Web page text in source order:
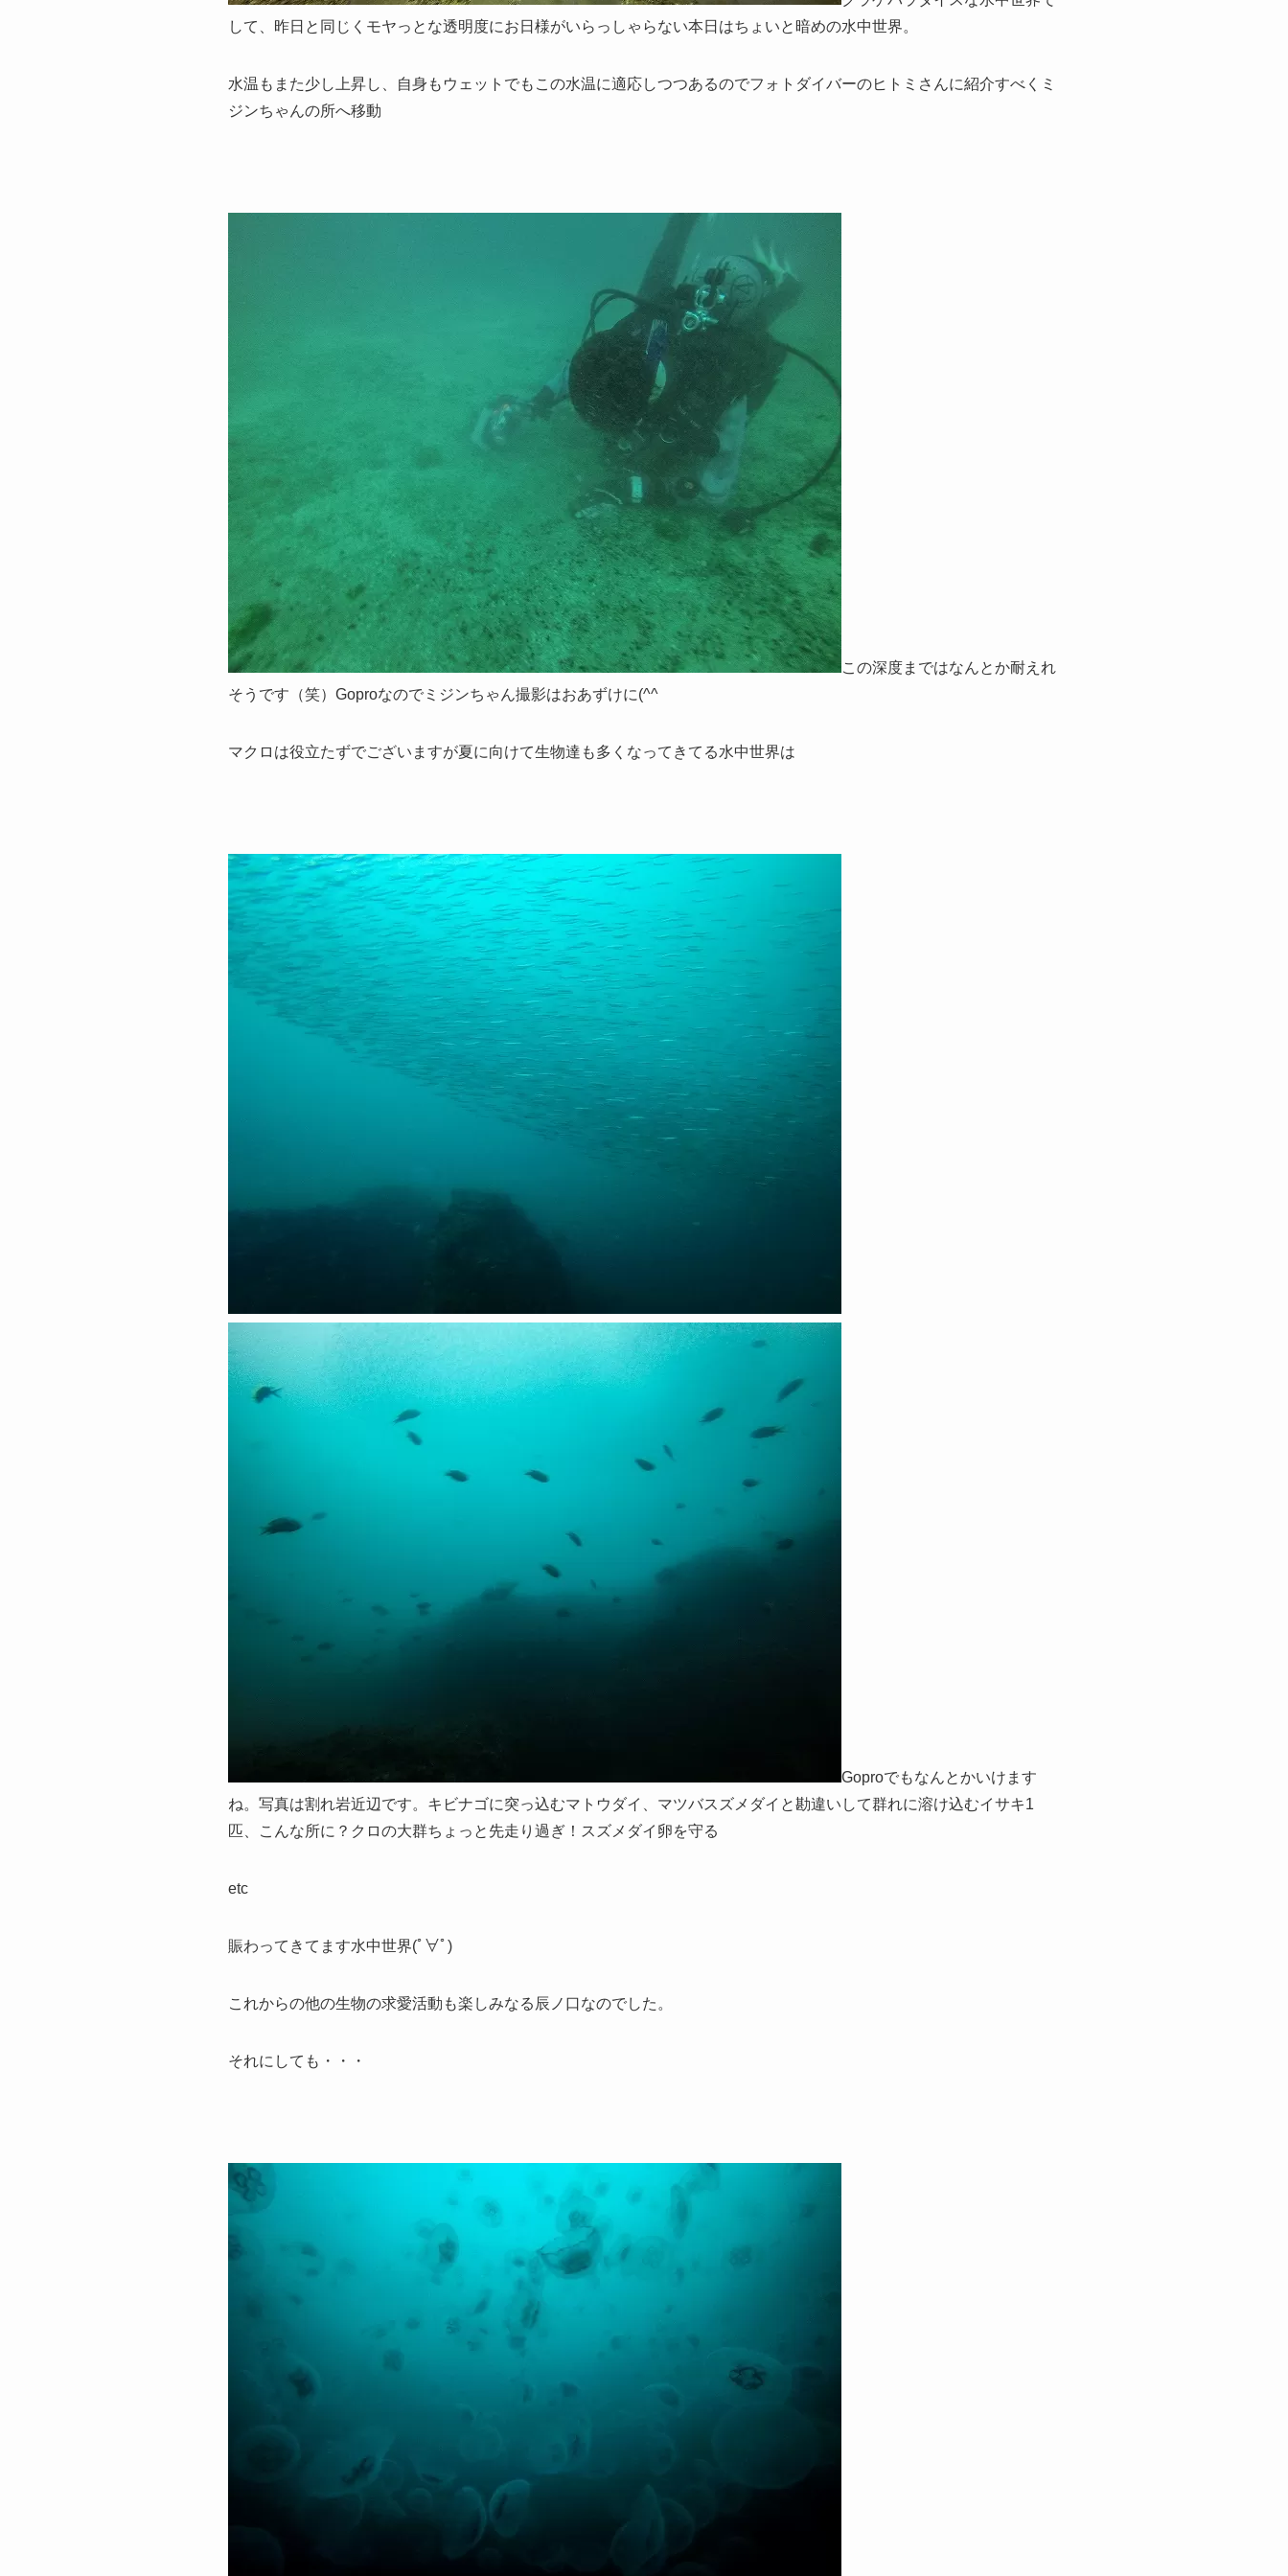
して、昨日と同じくモヤっとな透明度にお日様がいらっしゃらない本日はちょいと暗めの水中世界。
水温もまた少し上昇し、自身もウェットでもこの水温に適応しつつあるのでフォトダイバーのヒトミさんに紹介すべくミ
ジンちゃんの所へ移動
この深度まではなんとか耐えれ
そうです（笑）Goproなのでミジンちゃん撮影はおあずけに(^^ゞ
マクロは役立たずでございますが夏に向けて生物達も多くなってきてる水中世界は
Goproでもなんとかいけます
ね。写真は割れ岩近辺です。キビナゴに突っ込むマトウダイ、マツバスズメダイと勘違いして群れに溶け込むイサキ1
匹、こんな所に？クロの大群ちょっと先走り過ぎ！スズメダイ卵を守る
etc
賑わってきてます水中世界(ﾟ∀ﾟ)
これからの他の生物の求愛活動も楽しみなる辰ノ口なのでした。
それにしても・・・